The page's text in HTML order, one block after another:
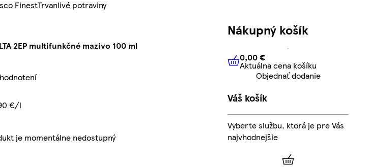
FinestTrvanlivé potraviny
2EP multifunkčné mazivo 100 ml
€/l
je momentálne nedostupný
Nákupný košík
0,00 € Aktuálna cena košíku
0,00 €
Aktuálna cena košíku
Objednať dodanie
Váš košík
Vyberte službu, ktorá je pre Vás
najvhodnejšie